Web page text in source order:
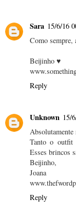
Sara 15/6/16
Como sempre,
Beijinho ♥
Reply
Unknown 15/
Tanto o outfit
Esses brincos
Beijinho,
Joana
Reply